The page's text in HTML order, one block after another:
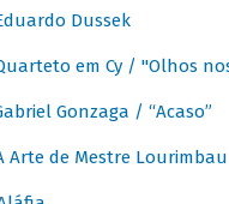
Dussek
em Cy / "Olhos
Gonzaga / “Acaso”
Arte de Mestre Lourimbau